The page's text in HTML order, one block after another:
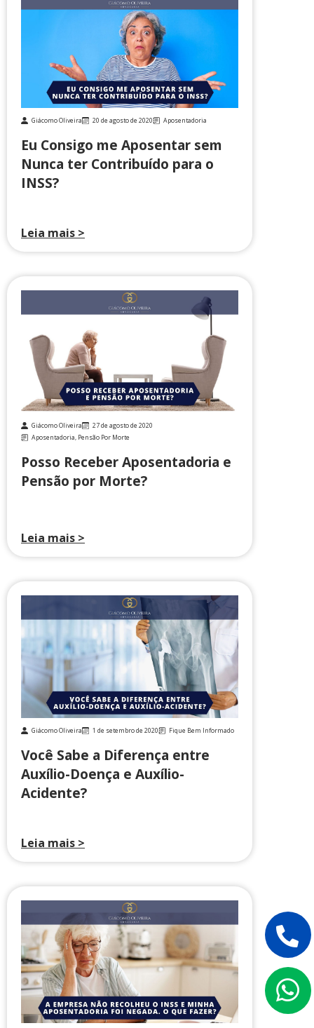
Giácomo Oliveira 20 de agosto de 2020 Aposentadoria
Eu Consigo me Aposentar sem
Nunca ter Contribuído para o
INSS?
Leia mais >
Giácomo Oliveira
27 de agosto de 2020
Aposentadoria, Pensão Por Morte
Posso Receber Aposentadoria e
Pensão por Morte?
Leia mais >
Giácomo Oliveira 1 de setembro de 2020 Fique Bem Informado
Você Sabe a Diferença entre
Auxílio-Doença e Auxílio-
Acidente?
Leia mais >